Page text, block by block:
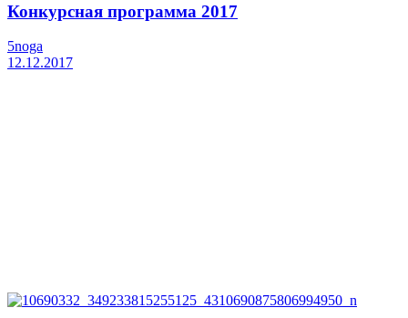
Конкурсная программа 2017
5noga
12.12.2017